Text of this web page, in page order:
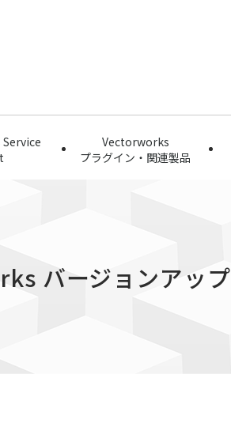
Vectorworks
プラグイン・関連製品
バージョンアップ